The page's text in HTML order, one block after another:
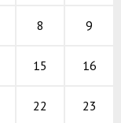
8 9
15 16
22 23